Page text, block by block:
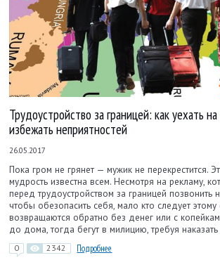
Трудоустройство за границей: как уехать
избежать неприятностей
26.05.2017
Пока гром не грянет — мужик не перекрестится.
мудрость известна всем. Несмотря на рекламу,
перед трудоустройством за границей позвонить
чтобы обезопасить себя, мало кто следует этому
возвращаются обратно без денег или с
до дома, тогда бегут в милицию, требуя
0 2342 Подробнее